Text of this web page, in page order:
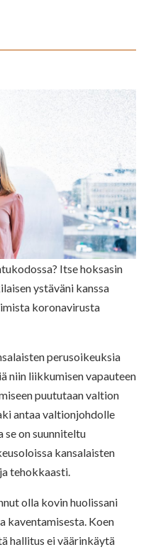
Itse hoksasin
ystäväni kanssa
koronavirusta
perusoikeuksia
niin liikkumisen vapauteen
puututaan valtion
antaa valtionjohdolle
se on suunniteltu
kansalaisten
tehokkaasti.
olla kovin huolissani
kaventamisesta. Koen
hallitus ei väärinkäytä